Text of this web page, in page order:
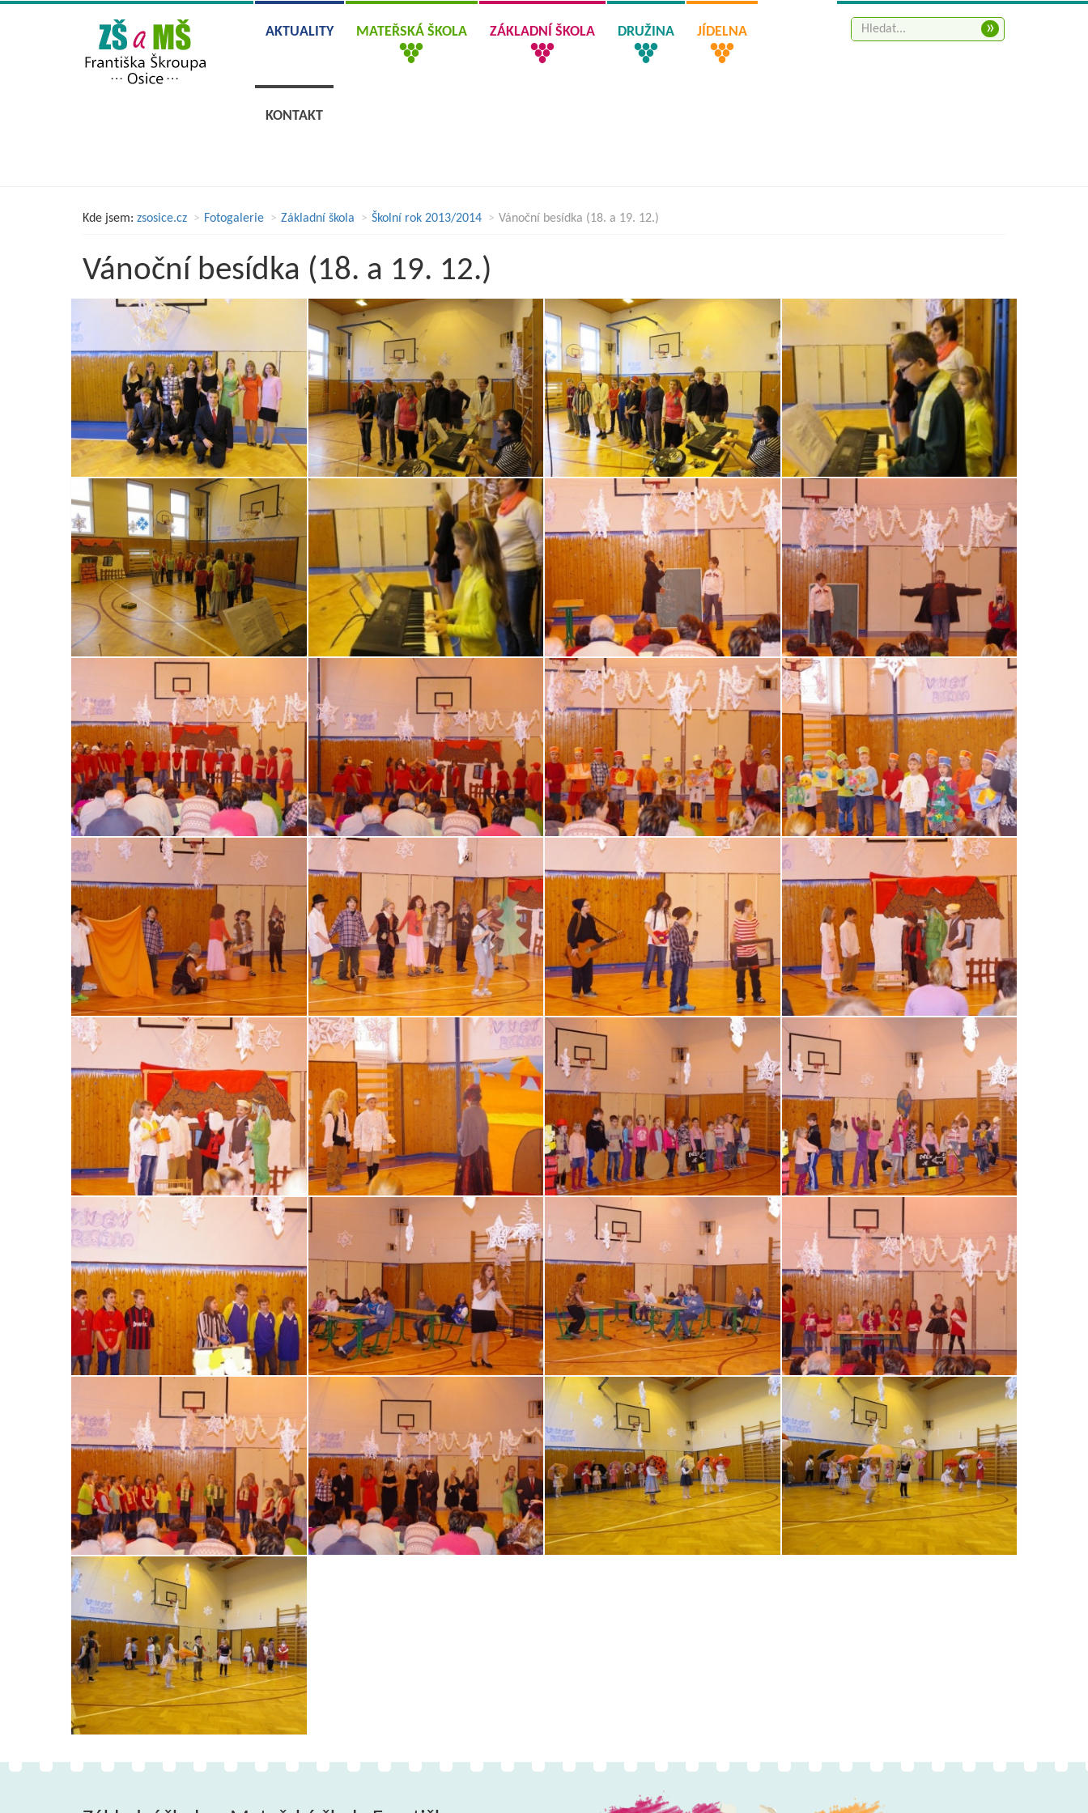
AKTUALITY MATEŘSKÁ ŠKOLA ZÁKLADNÍ ŠKOLA DRUŽINA JÍDELNA
KONTAKT
»
Kde jsem: zsosice.cz Fotogalerie Základní škola Školní rok 2013/2014 Vánoční besídka (18. a 19. 12.)
Vánoční besídka (18. a 19. 12.)